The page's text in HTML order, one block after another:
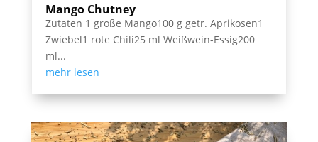
Mango Chutney
Zutaten 1 große Mango100 g getr. Aprikosen1
Zwiebel1 rote Chili25 ml Weißwein-Essig200
ml...
mehr lesen